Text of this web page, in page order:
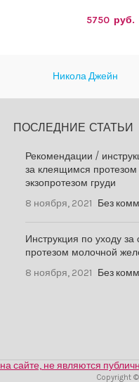
5750 руб.
Никола Джейн
ПОСЛЕДНИЕ СТАТЬИ
Рекомендации /
за клеящимся
экзопротезом груди
8 ноября, 2021 Без
Инструкция по уходу
протезом молочной
8 ноября, 2021 Без
сайте, не являются
Copyright